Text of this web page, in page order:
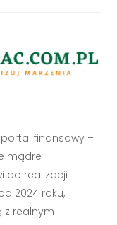
finansowy –
mądre
do realizacji
2024 roku,
z realnym